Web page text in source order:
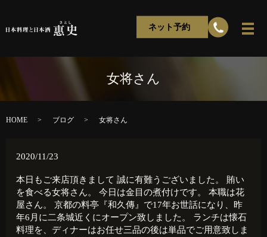
ネット予約
女将さん
HOME ブログ 女将さん
2020/11/23
本日もご来店頂きまして 誠に有難うございました。 賄い
を食べる女将さん。 今日は金目の煮付けです。 本職は花
屋さん。 京都の料亭『和久傳』で17年お世話になり、昨
年6月に二条城近くにオープン致しました。 ランチは懐石
料理を、ディナーはお任せ三品の後は単品でご用意致しま